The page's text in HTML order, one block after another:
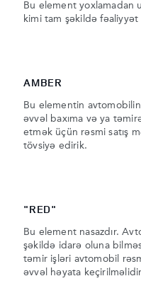
Bu element yoxlamadan
kimi tam şəkildə fəaliyyət
AMBER
Bu elementin
əvvəl baxıma və ya
etmək üçün rəsmi satış
tövsiyə edirik.
"RED"
Bu element nasazdır.
şəkildə idarə oluna
təmir işləri avtomobil
əvvəl həyata